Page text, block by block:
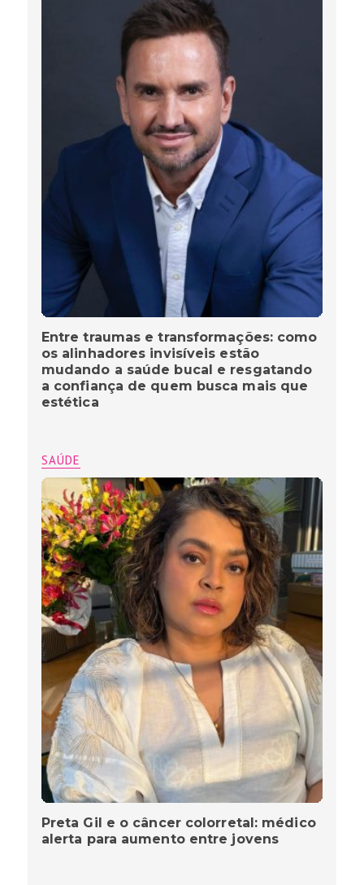
Entre traumas e transformações: como
os alinhadores invisíveis estão
mudando a saúde bucal e resgatando
a confiança de quem busca mais que
estética
SAÚDE
Preta Gil e o câncer colorretal: médico
alerta para aumento entre jovens